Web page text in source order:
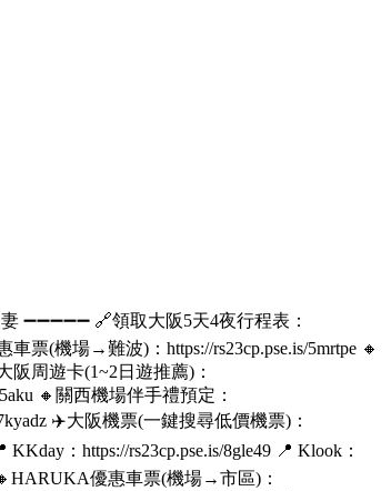
🔗領取大阪5天4夜行程表：
票(機場→難波)：https://rs23cp.pse.is/5mrtpe 🔸
阪周遊卡(1~2日遊推薦)：
🔸關西機場伴手禮預定：
✈️大阪機票(一鍵搜尋低價機票)：
：https://rs23cp.pse.is/8gle49 📍 Klook：
優惠車票(機場→市區)：